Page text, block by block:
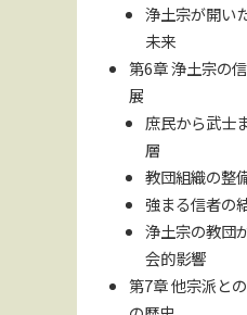
浄土宗が開い
未来
第6章 浄土宗の
展
庶民から武士
層
教団組織の整
強まる信者の
浄土宗の教団
会的影響
第7章 他宗派と